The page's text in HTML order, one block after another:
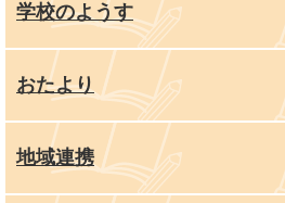
学校のようす
おたより
地域連携